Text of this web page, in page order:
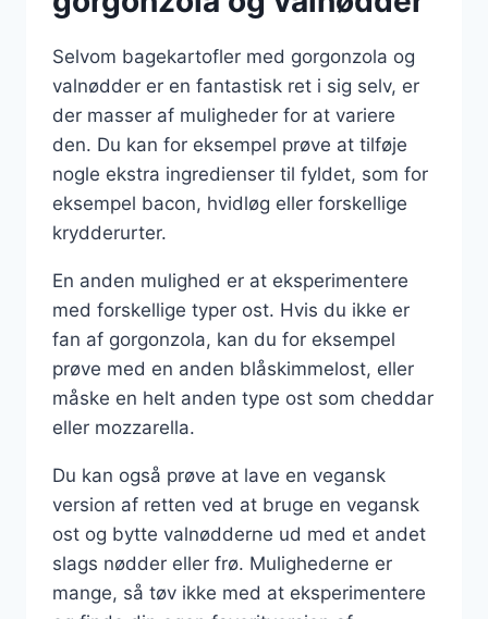
Selvom bagekartofler med gorgonzola og
valnødder er en fantastisk ret i sig selv, er
der masser af muligheder for at variere
den. Du kan for eksempel prøve at tilføje
nogle ekstra ingredienser til fyldet, som for
eksempel bacon, hvidløg eller forskellige
krydderurter.
En anden mulighed er at eksperimentere
med forskellige typer ost. Hvis du ikke er
fan af gorgonzola, kan du for eksempel
prøve med en anden blåskimmelost, eller
måske en helt anden type ost som cheddar
eller mozzarella.
Du kan også prøve at lave en vegansk
version af retten ved at bruge en vegansk
ost og bytte valnødderne ud med et andet
slags nødder eller frø. Mulighederne er
mange, så tøv ikke med at eksperimentere